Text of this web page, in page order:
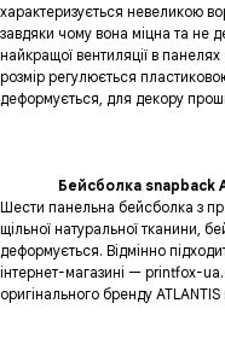
характеризується невеликою
завдяки чому вона міцна та не
найкращої вентиляції в
розмір регулюється
деформується, для декору
Бейсболка snapback
Шести панельна бейсболка з
щільної натуральної тканини,
деформується. Відмінно
інтернет-магазині — printfox-
оригінального бренду ATLANTIS